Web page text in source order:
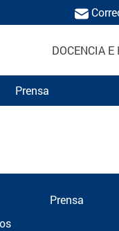
DOCENCIA
Prensa
Prensa